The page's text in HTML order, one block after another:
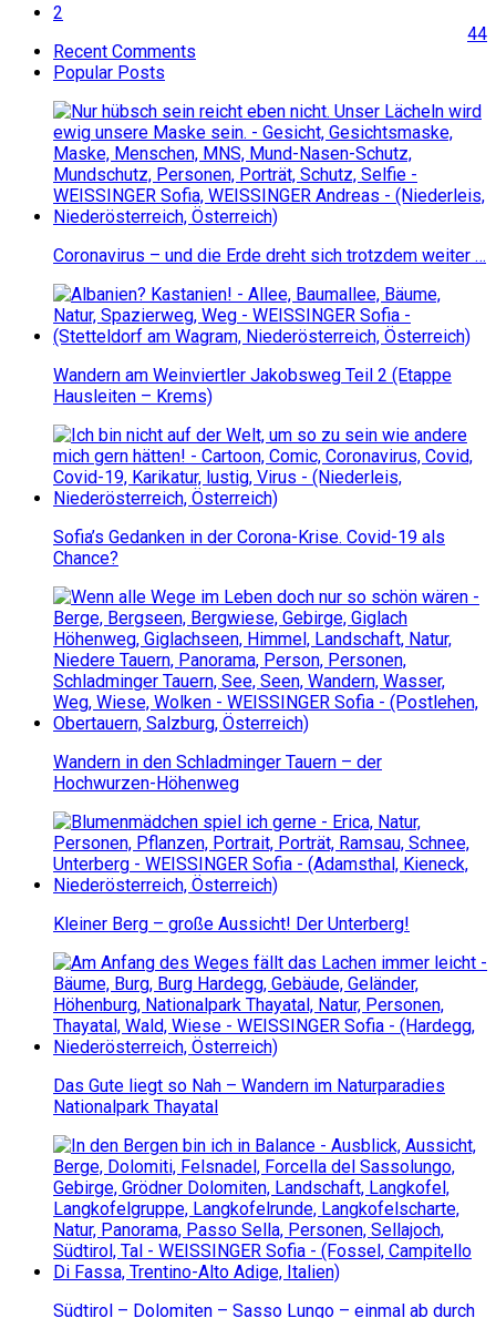
2
44
Recent Comments
Popular Posts
Coronavirus – und die Erde dreht sich trotzdem weiter …
Wandern am Weinviertler Jakobsweg Teil 2 (Etappe
Hausleiten – Krems)
Sofia’s Gedanken in der Corona-Krise. Covid-19 als
Chance?
Wandern in den Schladminger Tauern – der
Hochwurzen-Höhenweg
Kleiner Berg – große Aussicht! Der Unterberg!
Das Gute liegt so Nah – Wandern im Naturparadies
Nationalpark Thayatal
Südtirol – Dolomiten – Sasso Lungo – einmal ab durch